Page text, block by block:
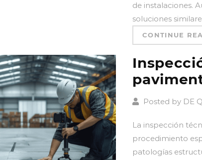
de instalaciones.
soluciones
CONTINUE
Posted by DE
La inspección
procedimiento
patologías